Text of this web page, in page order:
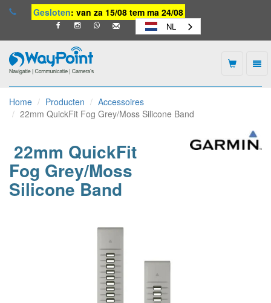
Gesloten: van za 15/08 tem ma 24/08
NL
-
naar
homepage
Home Producten
Accessoires
22mm QuickFit Fog Grey/Moss Silicone Band
22mm QuickFit
Fog Grey/Moss
Silicone Band